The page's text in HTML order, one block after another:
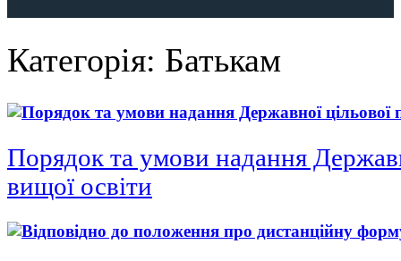
Категорія: Батькам
Порядок та умови надання
вищої освіти